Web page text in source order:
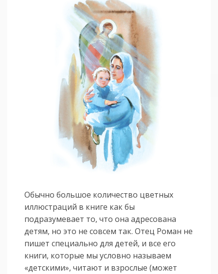
Обычно большое количество цветных
иллюстраций в книге как бы
подразумевает то, что она адресована
детям, но это не совсем так. Отец Роман не
пишет специально для детей, и все его
книги, которые мы условно называем
«детскими», читают и взрослые (может